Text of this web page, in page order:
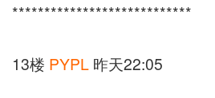
****************************
13楼 PYPL 昨天22:05